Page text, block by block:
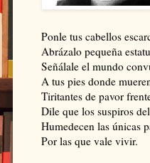
Ponle tus cabellos
Abrázalo pequeña
Señálale el mundo
A tus pies donde
Tiritantes de pavor
Dile que los suspiros
Humedecen las únicas
Por las que vale vivir.